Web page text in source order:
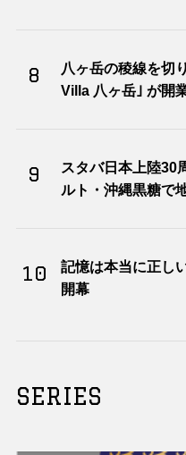
8
八ヶ岳の稜線を切
Villa 八ヶ岳｣ が開
9
スタバ日本上陸30
ルト・沖縄黒糖で
10
記憶は本当に正し
開幕
SERIES